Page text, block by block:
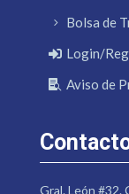
Bolsa de
Login/
Aviso de
Gral. León #32.